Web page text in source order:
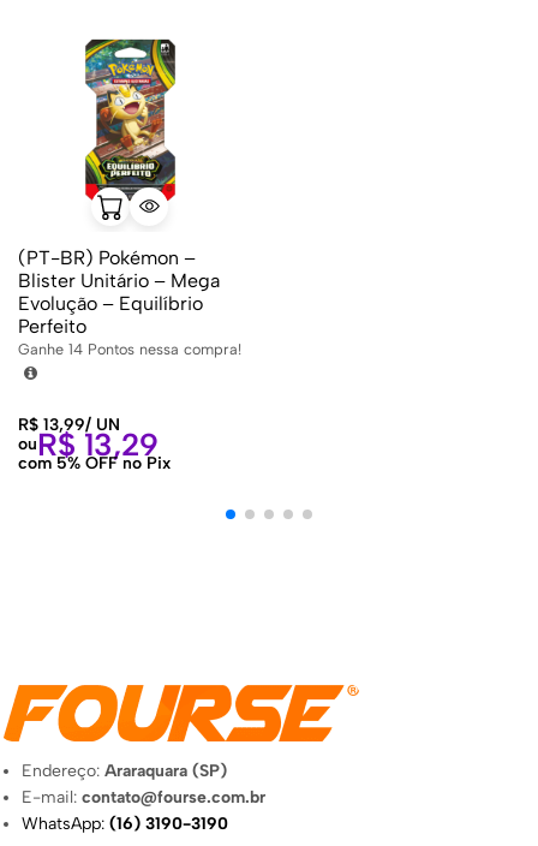
(PT-BR) Pokémon –
Blister Unitário – Mega
Evolução – Equilíbrio
Perfeito
Ganhe 14 Pontos nessa compra!
R$ 13,99/ UN
ouR$ 13,29
com 5% OFF no Pix
Endereço:Araraquara (SP)
E-mail:contato@fourse.com.br
WhatsApp:(16) 3190-3190